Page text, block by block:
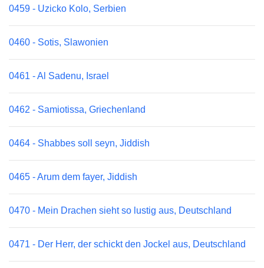
0459 - Uzicko Kolo, Serbien
0460 - Sotis, Slawonien
0461 - Al Sadenu, Israel
0462 - Samiotissa, Griechenland
0464 - Shabbes soll seyn, Jiddish
0465 - Arum dem fayer, Jiddish
0470 - Mein Drachen sieht so lustig aus, Deutschland
0471 - Der Herr, der schickt den Jockel aus, Deutschland